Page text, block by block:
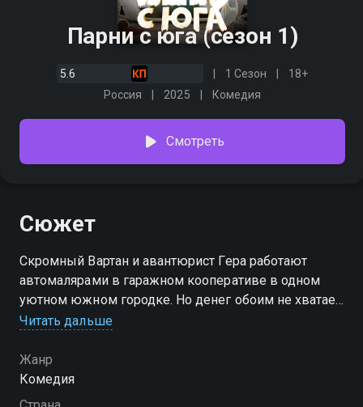
Парни с юга (сезон 1)
5.6 1 Сезон
18+
Россия
2025 Комедия
Смотреть
Сюжет
Скромный Вартан и авантюрист Гера работают
автомалярами в гаражном кооперативе в одном
уютном южном городке. Но денег обоим не хватает.
Вартан мечтает о свадьбе с соседкой, в которую он
Они решают расширить свой бизнес и открыть
модный детейлинг. Для этого герои пытаются
заработать на гараж, но каждая попытка, зачастую
Читать дальше
Жанр
Комедия